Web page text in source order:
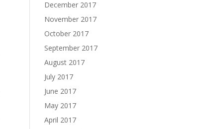
December 2017
November 2017
October 2017
September 2017
August 2017
July 2017
June 2017
May 2017
April 2017